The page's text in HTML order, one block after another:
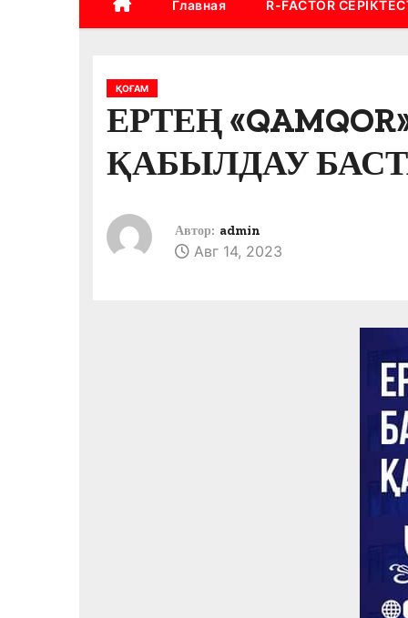
Главная R-FACTOR
ҚОҒАМ
ЕРТЕҢ
ҚАБЫЛДАУ
Автор: admin
Авг 14, 2023